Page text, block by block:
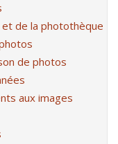
de la photothèque
de photos
aux images